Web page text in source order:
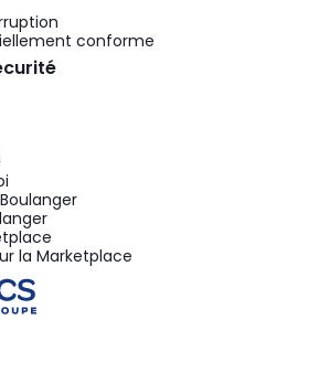
conforme
la Marketplace